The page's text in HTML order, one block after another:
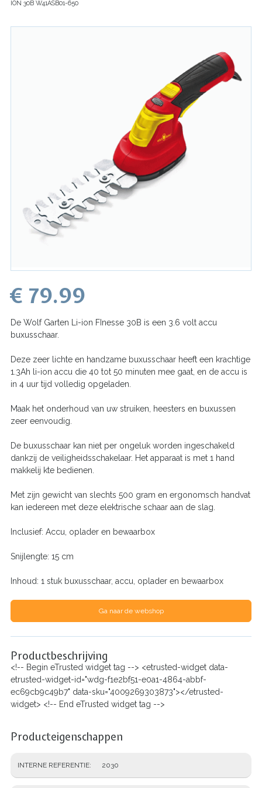
ION 30B W41ASB01-650
€ 79.99
De Wolf Garten Li-ion FInesse 30B is een 3.6 volt accu
buxusschaar.
Deze zeer lichte en handzame buxusschaar heeft een krachtige
1.3Ah li-ion accu die 40 tot 50 minuten mee gaat, en de accu is
in 4 uur tijd volledig opgeladen.
Maak het onderhoud van uw struiken, heesters en buxussen
zeer eenvoudig.
De buxusschaar kan niet per ongeluk worden ingeschakeld
dankzij de veiligheidsschakelaar. Het apparaat is met 1 hand
makkelij kte bedienen.
Met zijn gewicht van slechts 500 gram en ergonomsch handvat
kan iedereen met deze elektrische schaar aan de slag.
Inclusief: Accu, oplader en bewaarbox
Snijlengte: 15 cm
Inhoud: 1 stuk buxusschaar, accu, oplader en bewaarbox
Ga naar de webshop
Productbeschrijving
<!-- Begin eTrusted widget tag --> <etrusted-widget data-
etrusted-widget-id="wdg-f1e2bf51-e0a1-4864-abbf-
ec69cb9c49b7" data-sku="4009269303873"></etrusted-
widget> <!-- End eTrusted widget tag -->
Producteigenschappen
INTERNE REFERENTIE 2030